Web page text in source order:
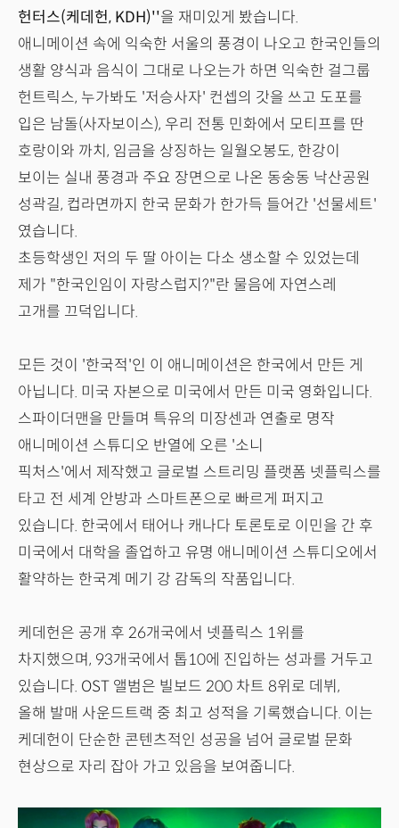
헌터스(케데헌, KDH)''을 재미있게 봤습니다.
애니메이션 속에 익숙한 서울의 풍경이 나오고 한국인들의
생활 양식과 음식이 그대로 나오는가 하면 익숙한 걸그룹
헌트릭스, 누가봐도 '저승사자' 컨셉의 갓을 쓰고 도포를
입은 남돌(사자보이스), 우리 전통 민화에서 모티프를 딴
호랑이와 까치, 임금을 상징하는 일월오봉도, 한강이
보이는 실내 풍경과 주요 장면으로 나온 동숭동 낙산공원
성곽길, 컵라면까지 한국 문화가 한가득 들어간 '선물세트'
였습니다.
초등학생인 저의 두 딸 아이는 다소 생소할 수 있었는데
제가 "한국인임이 자랑스럽지?"란 물음에 자연스레
고개를 끄덕입니다.
모든 것이 '한국적'인 이 애니메이션은 한국에서 만든 게
아닙니다. 미국 자본으로 미국에서 만든 미국 영화입니다.
스파이더맨을 만들며 특유의 미장센과 연출로 명작
애니메이션 스튜디오 반열에 오른 '소니
픽처스'에서 제작했고 글로벌 스트리밍 플랫폼 넷플릭스를
타고 전 세계 안방과 스마트폰으로 빠르게 퍼지고
있습니다. 한국에서 태어나 캐나다 토론토로 이민을 간 후
미국에서 대학을 졸업하고 유명 애니메이션 스튜디오에서
활약하는 한국계 메기 강 감독의 작품입니다.
케데헌은 공개 후 26개국에서 넷플릭스 1위를
차지했으며, 93개국에서 톱10에 진입하는 성과를 거두고
있습니다. OST 앨범은 빌보드 200 차트 8위로 데뷔,
올해 발매 사운드트랙 중 최고 성적을 기록했습니다. 이는
케데헌이 단순한 콘텐츠적인 성공을 넘어 글로벌 문화
현상으로 자리 잡아 가고 있음을 보여줍니다.